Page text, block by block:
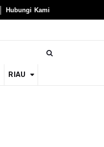
Hubungi Kami
RIAU